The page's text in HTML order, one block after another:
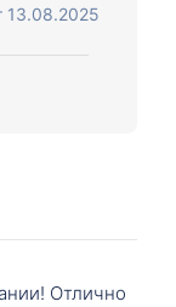
13.08.2025
Отлично